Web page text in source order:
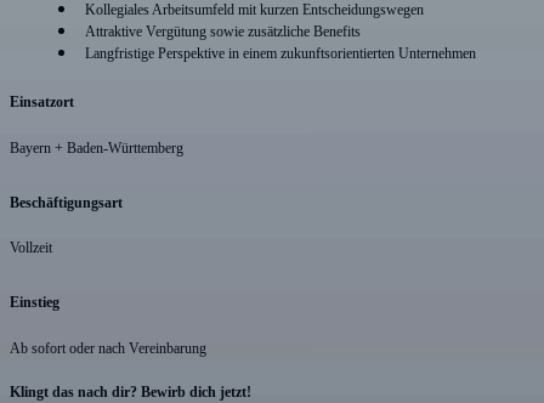
Kollegiales Arbeitsumfeld mit kurzen Entscheidungswegen
Attraktive Vergütung sowie zusätzliche Benefits
Langfristige Perspektive in einem zukunftsorientierten Unternehmen
Einsatzort
Bayern + Baden-Württemberg
Beschäftigungsart
Vollzeit
Einstieg
Ab sofort oder nach Vereinbarung
Klingt das nach dir? Bewirb dich jetzt!